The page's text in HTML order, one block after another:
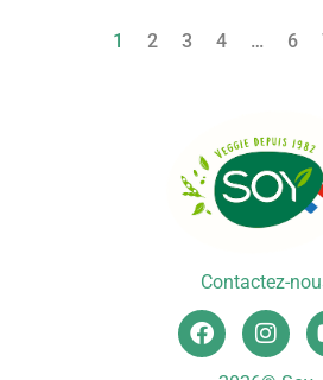
1 2 3 4 … 6
Contactez-